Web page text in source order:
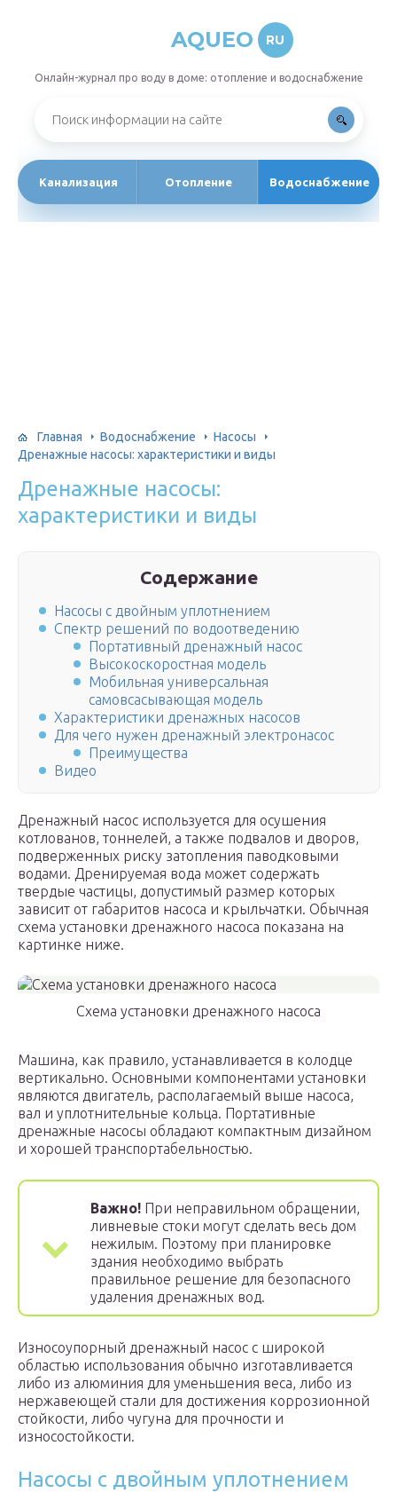
AQUEO RU
Онлайн-журнал про воду в доме: отопление и водоснабжение
Канализация Отопление Водоснабжение
Главная Водоснабжение
Насосы
Дренажные насосы: характеристики и виды
Дренажные насосы:
характеристики и виды
Содержание
Насосы с двойным уплотнением
Спектр решений по водоотведению
Портативный дренажный насос
Высокоскоростная модель
Мобильная универсальная
самовсасывающая модель
Характеристики дренажных насосов
Для чего нужен дренажный электронасос
Преимущества
Видео
Дренажный насос используется для осушения
котлованов, тоннелей, а также подвалов и дворов,
подверженных риску затопления паводковыми
водами. Дренируемая вода может содержать
твердые частицы, допустимый размер которых
зависит от габаритов насоса и крыльчатки. Обычная
схема установки дренажного насоса показана на
картинке ниже.
Схема установки дренажного насоса
Машина, как правило, устанавливается в колодце
вертикально. Основными компонентами установки
являются двигатель, располагаемый выше насоса,
вал и уплотнительные кольца. Портативные
дренажные насосы обладают компактным дизайном
и хорошей транспортабельностью.
Важно! При неправильном обращении,
ливневые стоки могут сделать весь дом
нежилым. Поэтому при планировке
здания необходимо выбрать
правильное решение для безопасного
удаления дренажных вод.
Износоупорный дренажный насос с широкой
областью использования обычно изготавливается
либо из алюминия для уменьшения веса, либо из
нержавеющей стали для достижения коррозионной
стойкости, либо чугуна для прочности и
износостойкости.
Насосы с двойным уплотнением